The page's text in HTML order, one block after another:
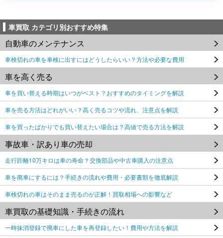
車買取 カテゴリ別おすすめ特集
自動車のメンテナンス
車検切れの車を車検に出すにはどうしたらいい？方法や必要な費用
車を高く売る
車を買い替える時期はいつがベスト？おすすめのタイミングを解説
車を売る方法はどれがいい？高く売るコツや流れ、注意点を解説
車を買ったばかりでも買い替えたい場合は？高値で売る方法を解説
事故車・訳あり車の売却
走行距離10万キロは車の寿命？交換部品や中古車購入の注意点
車を廃車にするには？手続きの流れや費用・必要書類を徹底解説
車検切れの車はそのまま売るのが正解！買取相場への影響など
車買取の基礎知識・手続きの流れ
一時抹消登録で廃車にした車を再登録したい！費用や方法を解説